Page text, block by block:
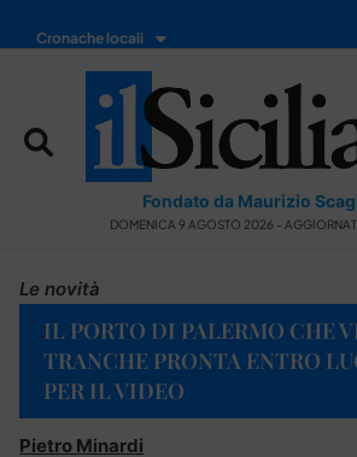
Cronache locali
Fondato da Maurizio
DOMENICA 9 AGOSTO 2026 -
Le novità
IL PORTO DI PALERMO CHE
TRANCHE PRONTA ENTRO
PER IL VIDEO
Pietro Minardi